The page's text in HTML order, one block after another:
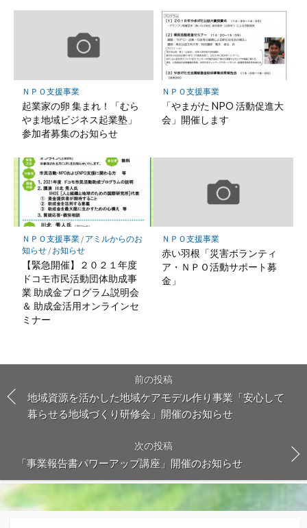
ＮＰＯ支援事業
起業家の卵 集まれ！「むら
やま地域ビジネス起業塾」
参加者募集のお知らせ
ＮＰＯ支援事業
「やまがた NPO 活動促進大
会」開催します
ＮＰＯ支援事業/ アミルからのお
知らせ/ お知らせ
【緊急開催】２０２１年度
ドコモ市民活動団体助成事
業 助成金プログラム説明会
＆ 助成金活用オンラインセ
ミナー
ＮＰＯ支援事業
赤い羽根「災害ボランティ
ア・ＮＰＯ活動サポート募
金」
前の投稿
地域資源を活かした地域ケアモデル作り事業「安心して
暮らせる地域づくり研修会」開催のお知らせ
次の投稿
「事業報告書パワーアップ講座」開催のお知らせ